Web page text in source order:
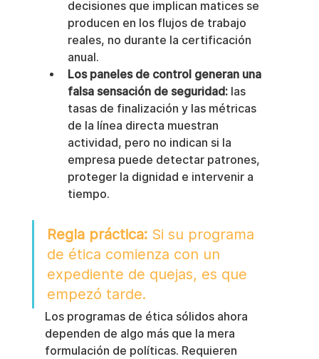
decisiones que implican matices se
producen en los flujos de trabajo
reales, no durante la certificación
anual.
Los paneles de control generan una
falsa sensación de seguridad: las
tasas de finalización y las métricas
de la línea directa muestran
actividad, pero no indican si la
empresa puede detectar patrones,
proteger la dignidad e intervenir a
tiempo.
Regla práctica: Si su programa
de ética comienza con un
expediente de quejas, es que
empezó tarde.
Los programas de ética sólidos ahora
dependen de algo más que la mera
formulación de políticas. Requieren